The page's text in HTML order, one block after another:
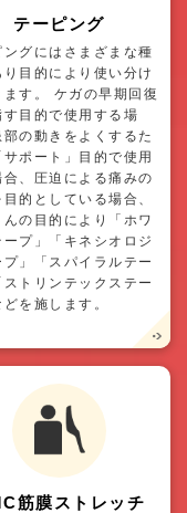
テーピング
ングにはさまざまな種
り目的により使い分け
ます。 ケガの早期回復
す目的で使用する場
部の動きをよくするた
サポート」目的で使用
合、圧迫による痛みの
的としている場合、
んの目的により「ホワ
ープ」「キネシオロジ
プ」「スパイラルテー
ストリンテックステー
を施します。
筋膜ストレッチ